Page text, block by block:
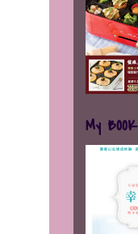
My BOOK